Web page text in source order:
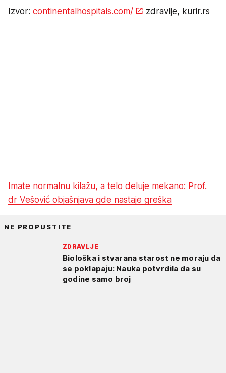
Izvor: continentalhospitals.com/ zdravlje, kurir.rs
Imate normalnu kilažu, a telo deluje mekano: Prof.
dr Vešović objašnjava gde nastaje greška
NE PROPUSTITE
ZDRAVLJE
Biološka i stvarana starost ne moraju da
se poklapaju: Nauka potvrdila da su
godine samo broj